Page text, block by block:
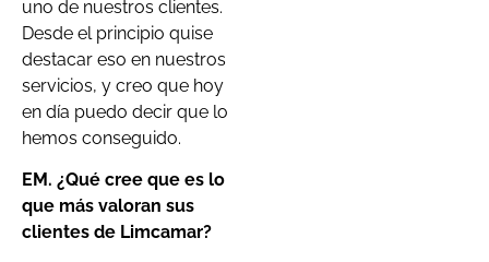
uno de nuestros clientes.
Desde el principio quise
destacar eso en nuestros
servicios, y creo que hoy
en día puedo decir que lo
hemos conseguido.
EM. ¿Qué cree que es lo
que más valoran sus
clientes de Limcamar?